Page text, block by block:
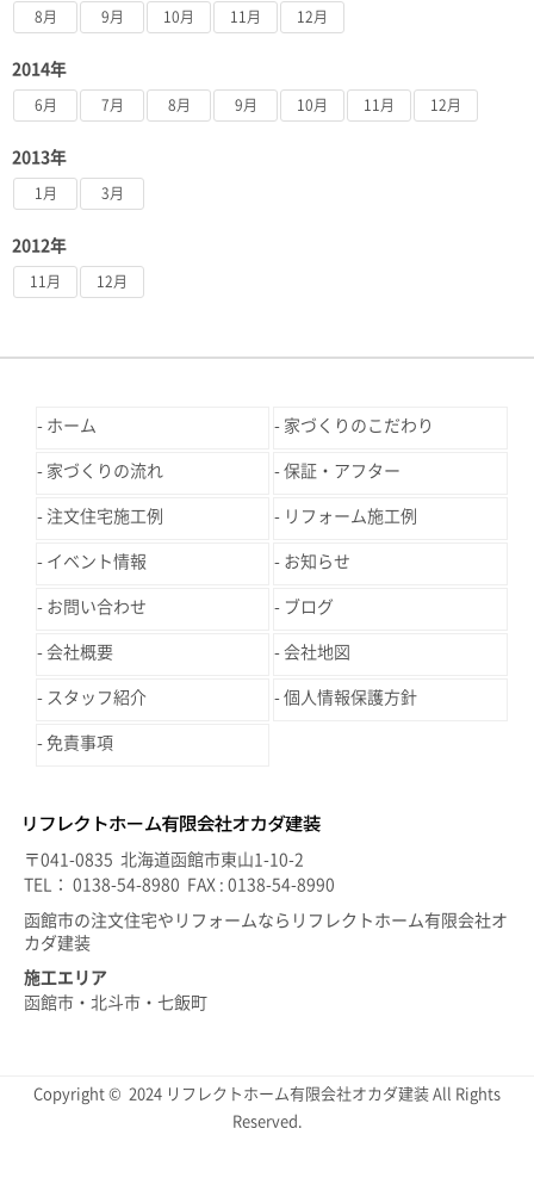
8月 9月 10月 11月 12月
2014年
6月 7月 8月 9月 10月 11月 12月
2013年
1月 3月
2012年
11月 12月
ホーム 家づくりのこだわり
家づくりの流れ 保証・アフター
注文住宅施工例 リフォーム施工例
イベント情報 お知らせ
お問い合わせ ブログ
会社概要 会社地図
スタッフ紹介 個人情報保護方針
免責事項
〒041-0835 北海道函館市東山1-10-2
TEL： 0138-54-8980 FAX : 0138-54-8990
函館市の注文住宅やリフォームならリフレクトホーム有限会社オ
カダ建装
施工エリア
函館市・北斗市・七飯町
Copyright © 2024 リフレクトホーム有限会社オカダ建装 All Rights
Reserved.